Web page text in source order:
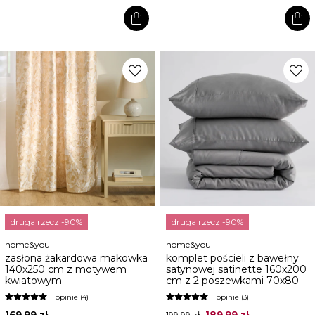
shopping_bag shopping_bag
favorite
druga rzecz -90%
home&you
zasłona żakardowa makowka
140x250 cm z motywem
kwiatowym
opinie (4)
favorite
druga rzecz -90%
home&you
komplet pościeli z bawełny
satynowej satinette 160x200
cm z 2 poszewkami 70x80
opinie (3)